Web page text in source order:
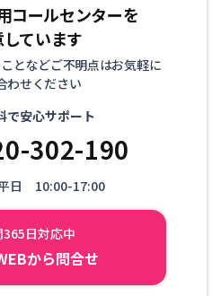
コールセンターを
ています
となどご不明点はお気軽に
わせください
で安心サポート
302-190
日 10:00-17:00
365日対応中
から問合せ